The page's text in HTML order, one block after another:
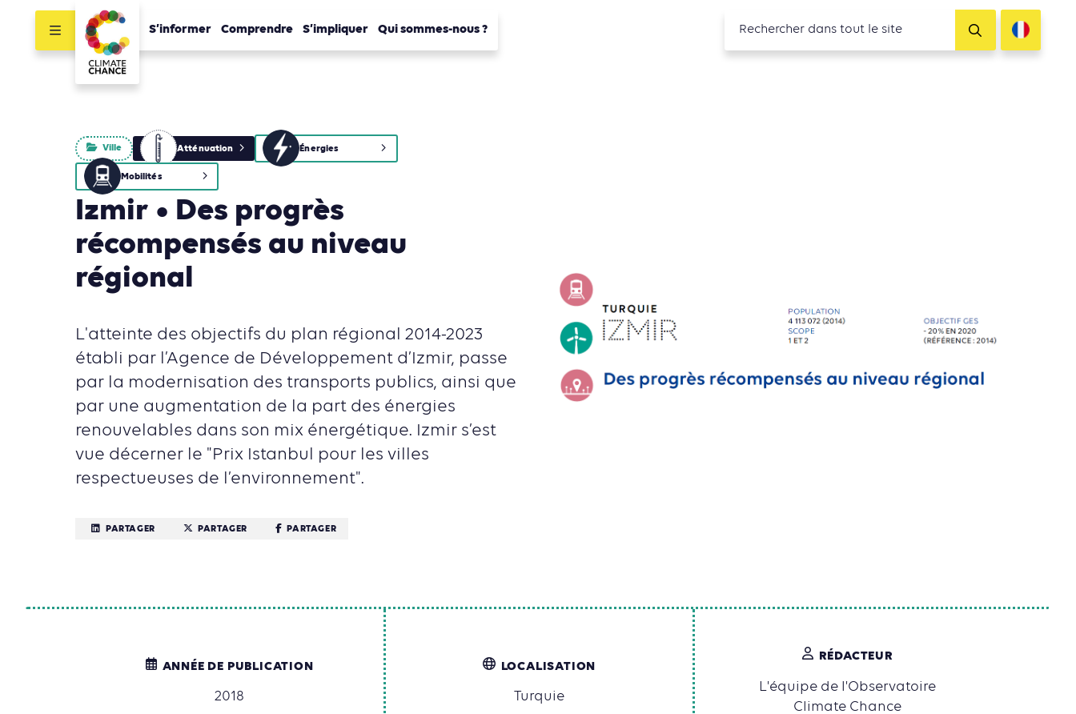
S’informer Comprendre S’impliquer Qui sommes-nous ?
Ville Atténuation Énergies
Mobilités
Izmir • Des progrès
récompensés au niveau
régional
L'atteinte des objectifs du plan régional 2014-2023
établi par l’Agence de Développement d’Izmir, passe
par la modernisation des transports publics, ainsi que
par une augmentation de la part des énergies
renouvelables dans son mix énergétique. Izmir s’est
vue décerner le "Prix Istanbul pour les villes
respectueuses de l’environnement".
PARTAGER PARTAGER PARTAGER
ANNÉE DE PUBLICATION
2018
LOCALISATION
Turquie
RÉDACTEUR
L'équipe de l'Observatoire
Climate Chance